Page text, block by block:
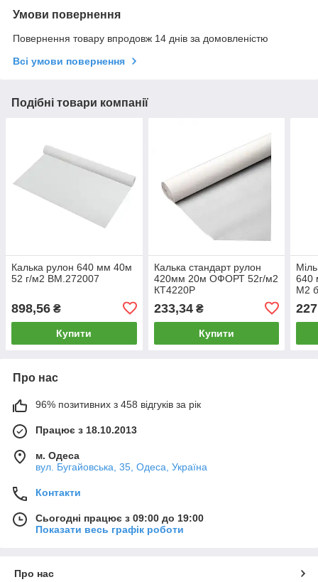
Умови повернення
Повернення товару впродовж 14 днів за домовленістю
Всі умови повернення
Подібні товари компанії
Калька рулон 640 мм 40м
52 г/м2 BM.272007
898,56 ₴
Купити
Калька стандарт рулон
420мм 20м ОФОРТ 52г/м2
КТ4220Р
233,34₴
Купити
640
М2
Про нас
96% позитивних з 458 відгуків за рік
Працює з 18.10.2013
м. Одеса
вул. Бугайовська, 35, Одеса, Україна
Контакти
Сьогодні працює з 09:00 до 19:00
Показати весь графік роботи
Про нас